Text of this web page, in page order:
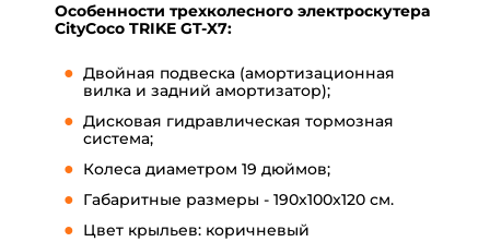
Особенности трехколесного электроскутера
CityCoco TRIKE GT-X7:
Двойная подвеска (амортизационная
вилка и задний амортизатор);
Дисковая гидравлическая тормозная
система;
Колеса диаметром 19 дюймов;
Габаритные размеры - 190x100x120 см.
Цвет крыльев: коричневый